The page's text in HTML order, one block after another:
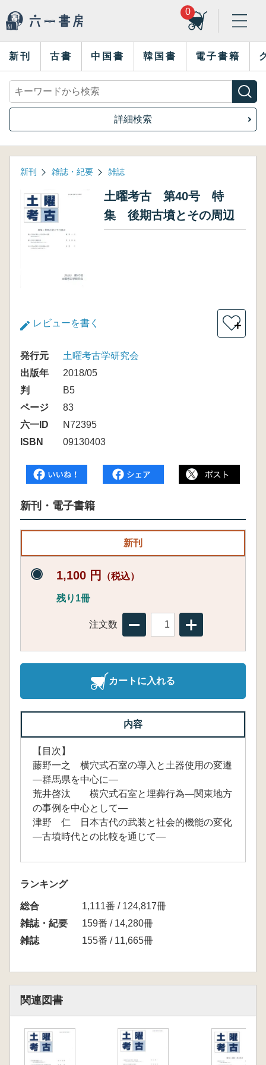
0
新刊 古書 中国書 韓国書 電子書籍
詳細検索
新刊 雑誌・紀要 雑誌
土曜考古 第40号 特
集 後期古墳とその周辺
レビューを書く ＋
発行元
土曜考古学研究会
出版年
2018/05
判
B5
ページ
83
六一ID
N72395
ISBN
09130403
新刊・電子書籍
新刊
1,100 円 （税込）
残り1冊
注文数
カートに入れる
内容
【目次】
藤野一之 横穴式石室の導入と土器使用の変遷
―群馬県を中心に―
荒井啓汰 横穴式石室と埋葬行為―関東地方
の事例を中心として―
津野 仁 日本古代の武装と社会的機能の変化
―古墳時代との比較を通じて―
ランキング
総合
1,111番 / 124,817冊
雑誌・紀要
159番 / 14,280冊
雑誌
155番 / 11,665冊
関連図書